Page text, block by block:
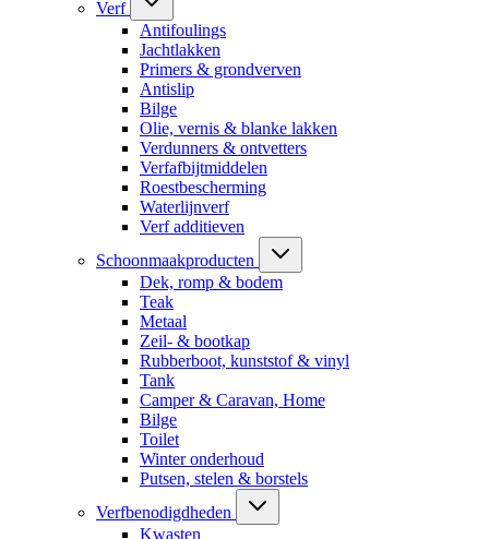
Verf
Antifoulings
Jachtlakken
Primers & grondverven
Antislip
Bilge
Olie, vernis & blanke lakken
Verdunners & ontvetters
Verfafbijtmiddelen
Roestbescherming
Waterlijnverf
Verf additieven
Schoonmaakproducten
Dek, romp & bodem
Teak
Metaal
Zeil- & bootkap
Rubberboot, kunststof & vinyl
Tank
Camper & Caravan, Home
Bilge
Toilet
Winter onderhoud
Putsen, stelen & borstels
Verfbenodigdheden
Kwasten